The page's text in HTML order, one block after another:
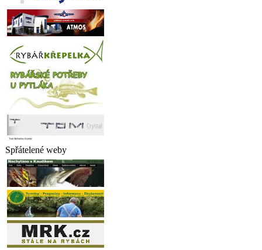
Spřátelené weby